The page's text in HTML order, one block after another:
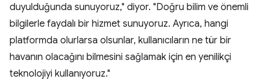
duyulduğunda sunuyoruz," diyor. "Doğru bilim ve önemli
bilgilerle faydalı bir hizmet sunuyoruz. Ayrıca, hangi
platformda olurlarsa olsunlar, kullanıcıların ne tür bir
havanın olacağını bilmesini sağlamak için en yenilikçi
teknolojiyi kullanıyoruz."